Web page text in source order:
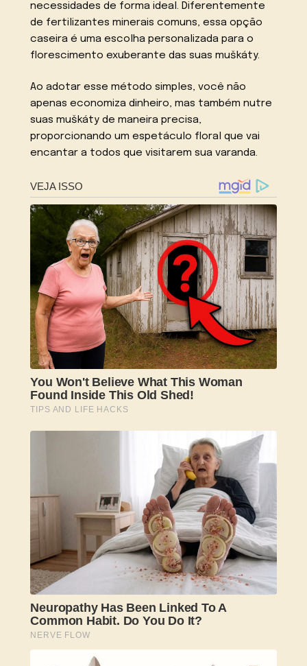
necessidades de forma ideal. Diferentemente
de fertilizantes minerais comuns, essa opção
caseira é uma escolha personalizada para o
florescimento exuberante das suas muškáty.
Ao adotar esse método simples, você não
apenas economiza dinheiro, mas também nutre
suas muškáty de maneira precisa,
proporcionando um espetáculo floral que vai
encantar a todos que visitarem sua varanda.